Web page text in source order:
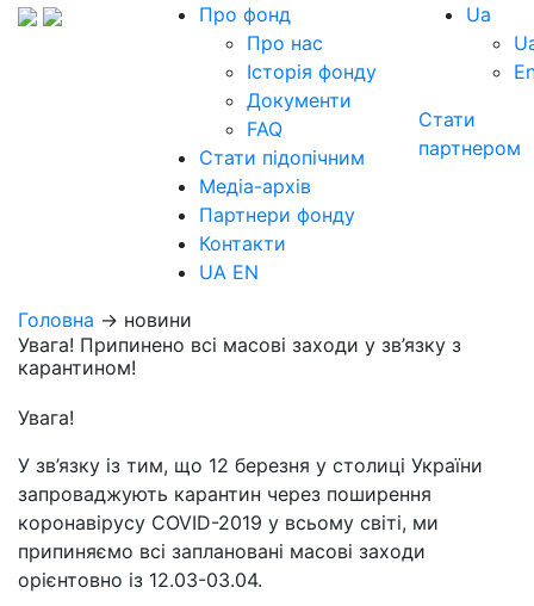
Про фонд
Про нас
Історія фонду
Документи
FAQ
Стати підопічним
Медіа-архів
Партнери фонду
Контакти
UA EN
Ua
Стати
партнером
Головна → новини
Увага! Припинено всі масові заходи у зв’язку з
карантином!
Увага!
У зв’язку із тим, що 12 березня у столиці України
запроваджують карантин через поширення
коронавірусу COVID-2019 у всьому світі, ми
припиняємо всі заплановані масові заходи
орієнтовно із 12.03-03.04.